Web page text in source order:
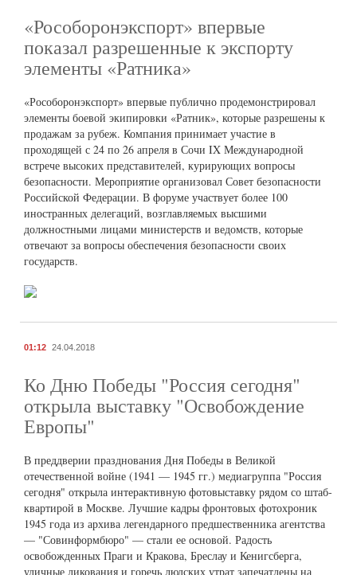
«Рособоронэкспорт» впервые
показал разрешенные к экспорту
элементы «Ратника»
«Рособоронэкспорт» впервые публично продемонстрировал
элементы боевой экипировки «Ратник», которые разрешены к
продажам за рубеж. Компания принимает участие в
проходящей с 24 по 26 апреля в Сочи IX Международной
встрече высоких представителей, курирующих вопросы
безопасности. Мероприятие организовал Совет безопасности
Российской Федерации. В форуме участвует более 100
иностранных делегаций, возглавляемых высшими
должностными лицами министерств и ведомств, которые
отвечают за вопросы обеспечения безопасности своих
государств.
01:12 24.04.2018
Ко Дню Победы "Россия сегодня"
открыла выставку "Освобождение
Европы"
В преддверии празднования Дня Победы в Великой
отечественной войне (1941 — 1945 гг.) медиагруппа "Россия
сегодня" открыла интерактивную фотовыставку рядом со штаб-
квартирой в Москве. Лучшие кадры фронтовых фотохроник
1945 года из архива легендарного предшественника агентства
— "Совинформбюро" — стали ее основой. Радость
освобожденных Праги и Кракова, Бреслау и Кенигсберга,
уличные ликования и горечь людских утрат запечатлены на